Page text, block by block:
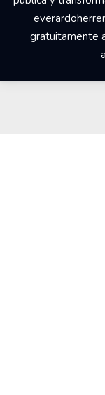
gratuitamente